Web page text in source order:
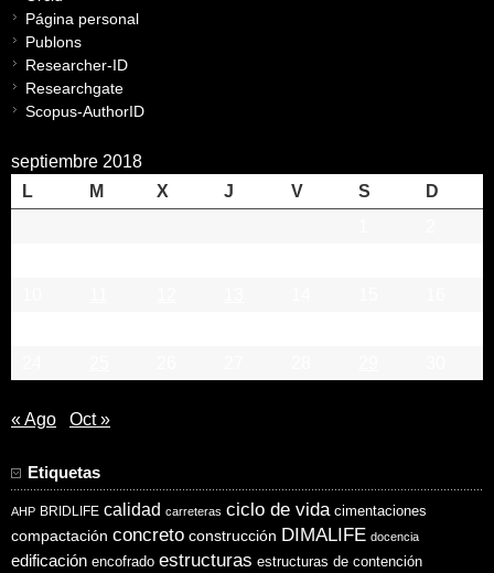
Página personal
Publons
Researcher-ID
Researchgate
Scopus-AuthorID
septiembre 2018
L
M X J V S
D
« Ago Oct »
Etiquetas
AHP BRIDLIFE calidad carreteras ciclo de vida cimentaciones
compactación concreto construcción DIMALIFE docencia
edificación encofrado estructuras estructuras de contención